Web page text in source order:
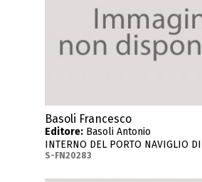
Basoli Francesco
Editore: Basoli Antonio
INTERNO DEL PORTO NAVIGLIO
S-FN20283